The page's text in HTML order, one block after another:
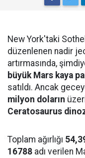
New York'taki
düzenlenen nadir
artırmasında,
büyük Mars kaya
satıldı. Ancak
milyon doların
Ceratosaurus
Toplam ağırlığı
16788 adı verilen